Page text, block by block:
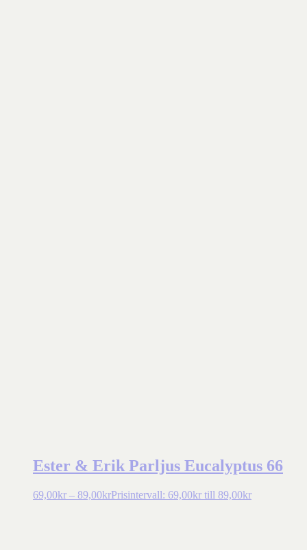
Ester & Erik Parljus Eucalyptus 66
69,00kr – 89,00krPrisintervall: 69,00kr till 89,00kr